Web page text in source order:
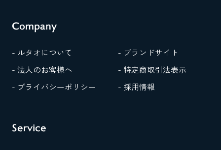
Company
- ルタオについて
- ブランドサイト
- 法人のお客様へ
- 特定商取引法表示
- プライバシーポリシー
- 採用情報
Service